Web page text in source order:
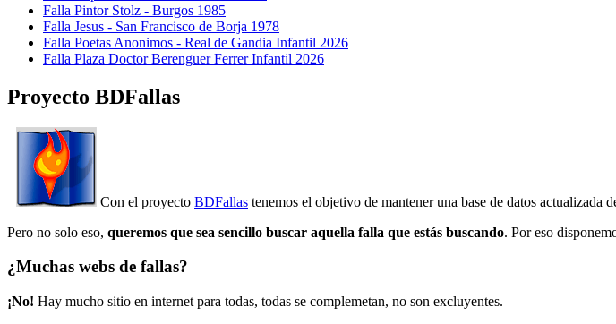
Falla Pintor Stolz - Burgos 1985
Falla Jesus - San Francisco de Borja 1978
Falla Poetas Anonimos - Real de Gandia Infantil 2026
Falla Plaza Doctor Berenguer Ferrer Infantil 2026
Proyecto BDFallas
Con el proyecto BDFallas tenemos el objetivo de mantener una base de datos actualizada
Pero no solo eso, queremos que sea sencillo buscar aquella falla que estás buscando. Por eso
¿Muchas webs de fallas?
¡No! Hay mucho sitio en internet para todas, todas se complemetan, no son excluyentes.